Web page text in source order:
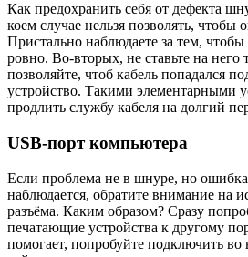
Как предохранить себя от дефекта
коем случае нельзя позволять, чтобы
Пристально наблюдаете за тем, чтобы
ровно. Во-вторых, не ставьте на
позволяйте, чтоб кабель попадался
устройство. Такими элементарными
продлить службу кабеля на долгий
USB-порт компьютера
Если проблема не в шнуре, но
наблюдается, обратите внимание на
разъёма. Каким образом? Сразу
печатающие устройства к другому
помогает, попробуйте подключить во